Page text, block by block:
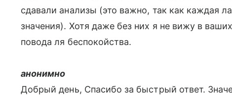
сдавали анализы (это важно, так как каждая
значения). Хотя даже без них я не вижу в
повода ля беспокойства.
анонимно
Добрый день, Спасибо за быстрый ответ.